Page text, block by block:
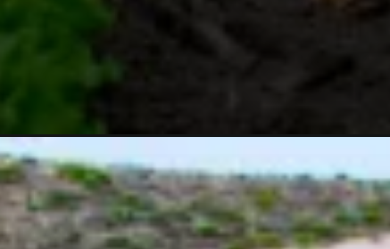
agronegocio-brasileiro-confira-essas-6-curiosidades.html